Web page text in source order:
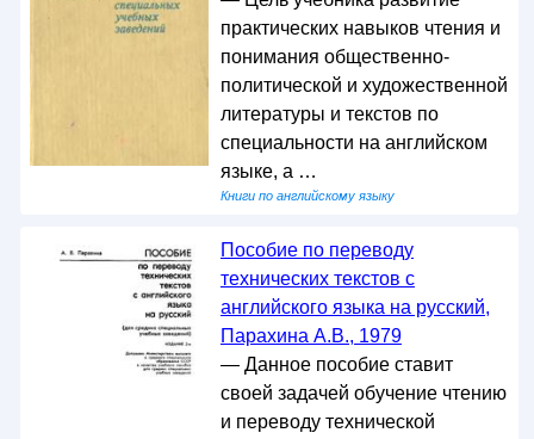
практических навыков чтения и
понимания общественно-
политической и художественной
литературы и текстов по
специальности на английском
языке, а …
Книги по английскому языку
Пособие по переводу
технических текстов с
английского языка на русский,
Парахина А.В., 1979
— Данное пособие ставит
своей задачей обучение чтению
и переводу технической